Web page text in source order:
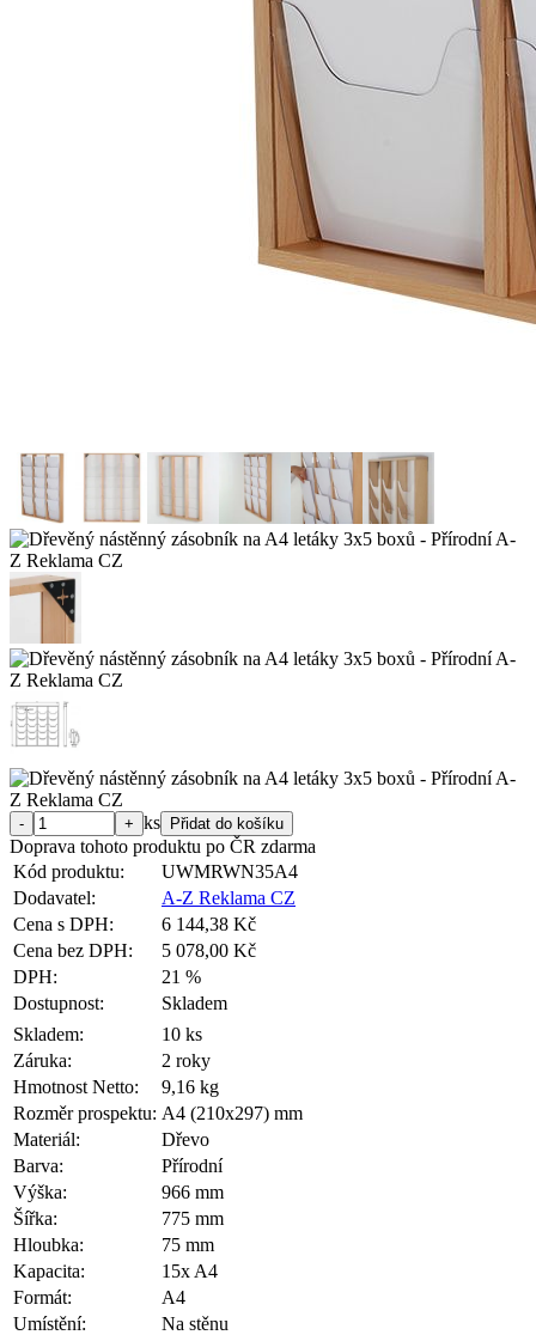
ks
Doprava tohoto produktu po ČR zdarma
Kód produktu:
UWMRWN35A4
Dodavatel:
A-Z Reklama CZ
Cena s DPH:
6 144,38 Kč
Cena bez DPH:
5 078,00 Kč
DPH:
21 %
Dostupnost:
Skladem
Skladem:
10 ks
Záruka:
2 roky
Hmotnost Netto:
9,16 kg
Rozměr prospektu: A4 (210x297) mm
Materiál:
Dřevo
Barva:
Přírodní
Výška:
966 mm
Šířka:
775 mm
Hloubka:
75 mm
Kapacita:
15x A4
Formát:
A4
Umístění:
Na stěnu